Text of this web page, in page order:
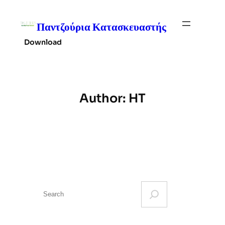
Παντζούρια Κατασκευαστής
Download
Author: HT